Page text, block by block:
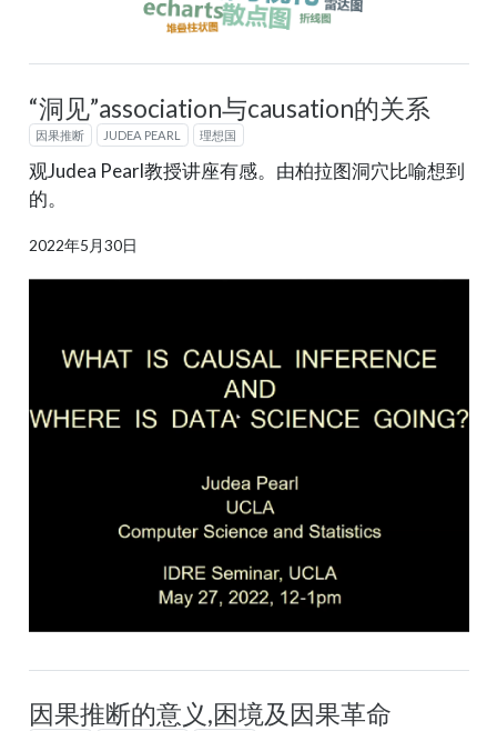
“洞见”association与causation的关系
因果推断 JUDEA PEARL 理想国
观Judea Pearl教授讲座有感。由柏拉图洞穴比喻想到
的。
2022年5月30日
因果推断的意义,困境及因果革命